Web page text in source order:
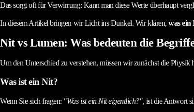
Das sorgt oft für Verwirrung: Kann man diese Werte überhaupt
In diesem Artikel bringen wir Licht ins Dunkel. Wir klären,was ein
Nit vs Lumen: Was bedeuten die
Um den Unterschied zu verstehen, müssen wir zunächst die Physik
Was ist ein Nit?
Wenn Sie sich fragen: "Was ist ein Nit eigentlich?", ist die Antwort